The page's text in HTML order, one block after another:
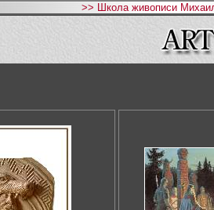
>> Школа живописи